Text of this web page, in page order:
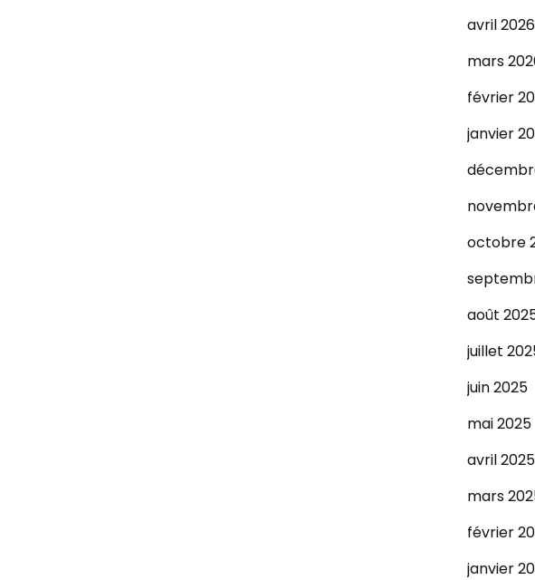
avril 2026
mars
février
janvier
octobre
août
juillet
juin 2025
mai 2025
avril 2025
mars
février
janvier